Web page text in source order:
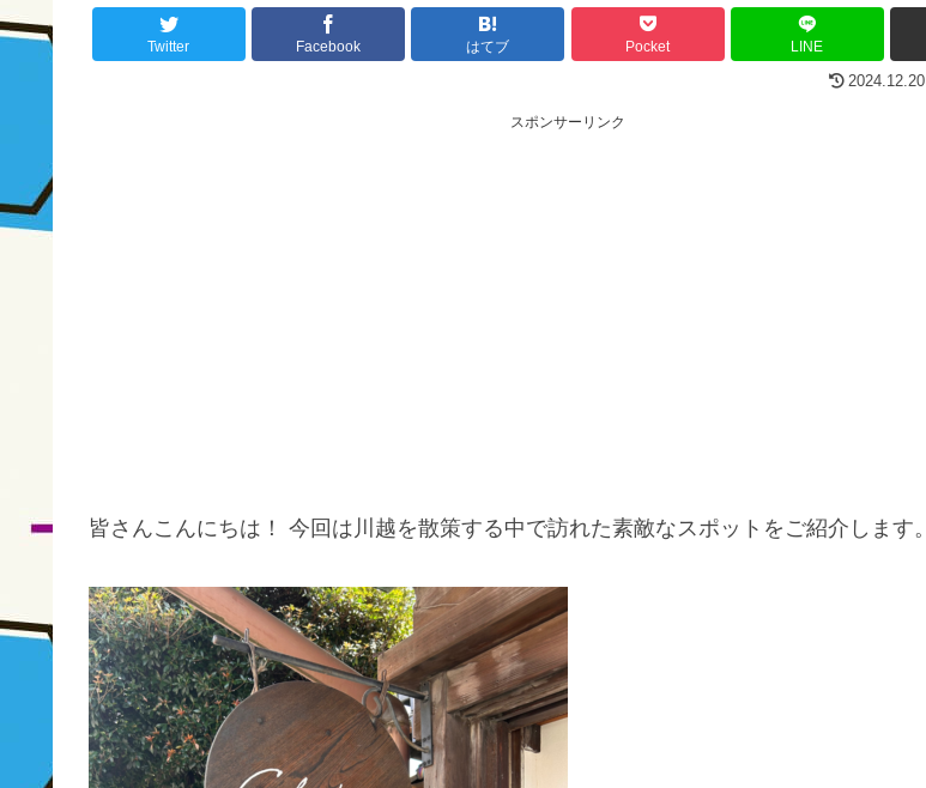
Twitter Facebook はてブ Pocket LINE
2024.12.20
スポンサーリンク
皆さんこんにちは！ 今回は川越を散策する中で訪れた素敵なスポットをご紹介します。